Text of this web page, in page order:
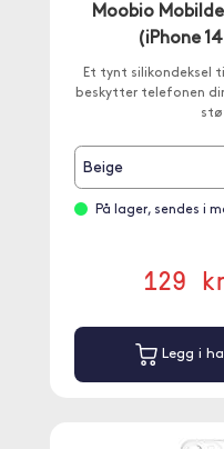
Moobio
(iPhone
Et tynt silikondeksel
beskytter telefonen
Beige
På lager, sendes i
129
Legg i